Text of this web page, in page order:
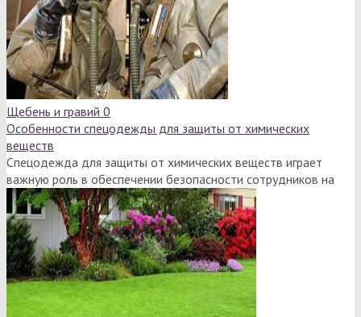
Щебень и гравий 0
Особенности спецодежды для защиты от химических
веществ
Спецодежда для защиты от химических веществ играет
важную роль в обеспечении безопасности сотрудников на